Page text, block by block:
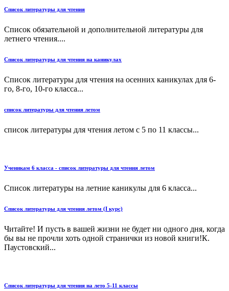
Список литературы для чтения
Список обязательной и дополнительной литературы для
летнего чтения....
Список литературы для чтения на каникулах
Список литературы для чтения на осенних каникулах для 6-
го, 8-го, 10-го класса...
список литературы для чтения летом
список литературы для чтения летом с 5 по 11 классы...
Ученикам 6 класса - список литературы для чтения летом
Список литературы на летние каникулы для 6 класса...
Список литературы для чтения летом (I курс)
Читайте! И пусть в вашей жизни не будет ни одного дня, когда
бы вы не прочли хоть одной странички из новой книги!К.
Паустовский...
Список литературы для чтения на лето 5-11 классы